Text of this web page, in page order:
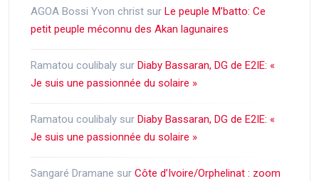
AGOA Bossi Yvon christ sur Le peuple M’batto: Ce
petit peuple méconnu des Akan lagunaires
Ramatou coulibaly sur Diaby Bassaran, DG de E2IE: «
Je suis une passionnée du solaire »
Ramatou coulibaly sur Diaby Bassaran, DG de E2IE: «
Je suis une passionnée du solaire »
Sangaré Dramane sur Côte d’Ivoire/Orphelinat : zoom